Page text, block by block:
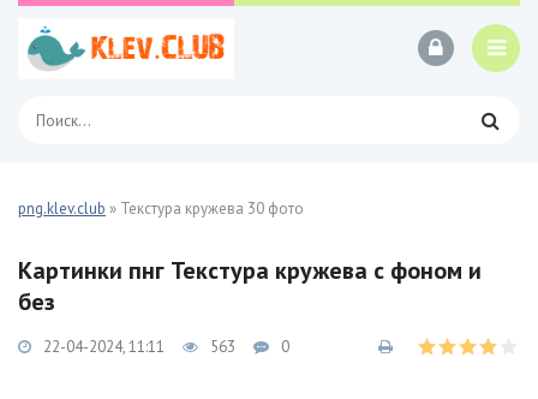
png.klev.club » Текстура кружева 30 фото
Картинки пнг Текстура кружева с фоном и
без
22-04-2024, 11:11 563 0